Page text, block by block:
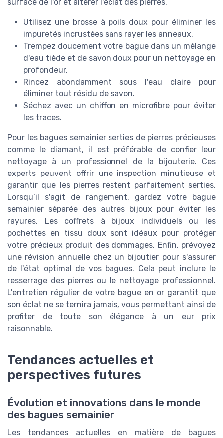
surface de l'or et altérer l'éclat des pierres.
Utilisez une brosse à poils doux pour éliminer les
impuretés incrustées sans rayer les anneaux.
Trempez doucement votre bague dans un mélange
d'eau tiède et de savon doux pour un nettoyage en
profondeur.
Rincez abondamment sous l'eau claire pour
éliminer tout résidu de savon.
Séchez avec un chiffon en microfibre pour éviter
les traces.
Pour les bagues semainier serties de pierres précieuses
comme le diamant, il est préférable de confier leur
nettoyage à un professionnel de la bijouterie. Ces
experts peuvent offrir une inspection minutieuse et
garantir que les pierres restent parfaitement serties.
Lorsqu’il s'agit de rangement, gardez votre bague
semainier séparée des autres bijoux pour éviter les
rayures. Les coffrets à bijoux individuels ou les
pochettes en tissu doux sont idéaux pour protéger
votre précieux produit des dommages. Enfin, prévoyez
une révision annuelle chez un bijoutier pour s'assurer
de l'état optimal de vos bagues. Cela peut inclure le
resserrage des pierres ou le nettoyage professionnel.
L'entretien régulier de votre bague en or garantit que
son éclat ne se ternira jamais, vous permettant ainsi de
profiter de toute son élégance à un eur prix
raisonnable.
Tendances actuelles et
perspectives futures
Évolution et innovations dans le monde
des bagues semainier
Les tendances actuelles en matière de bagues